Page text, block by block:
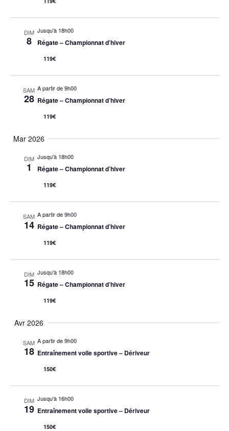
DIM
8
Jusqu'à 18h00
Régate – Championnat d’hiver
119€
SAM
28
A partir de 9h00
Régate – Championnat d’hiver
119€
Mar 2026
DIM
1
Jusqu'à 18h00
Régate – Championnat d’hiver
119€
SAM
14
A partir de 9h00
Régate – Championnat d’hiver
119€
DIM
15
Jusqu'à 18h00
Régate – Championnat d’hiver
119€
Avr 2026
SAM
18
A partir de 9h00
Entraînement voile sportive – Dériveur
150€
DIM
19
Jusqu'à 16h00
Entraînement voile sportive – Dériveur
150€